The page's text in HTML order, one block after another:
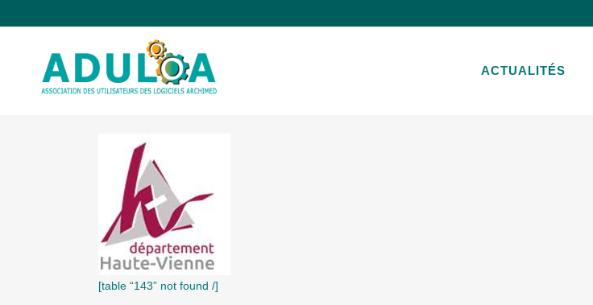
ACTUALITÉS
[table “143” not found /]